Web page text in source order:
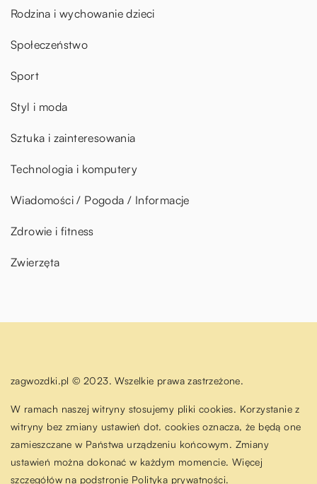
Rodzina i wychowanie dzieci
Społeczeństwo
Sport
Styl i moda
Sztuka i zainteresowania
Technologia i komputery
Wiadomości / Pogoda / Informacje
Zdrowie i fitness
Zwierzęta
zagwozdki.pl © 2023. Wszelkie prawa zastrzeżone.
W ramach naszej witryny stosujemy pliki cookies. Korzystanie z
witryny bez zmiany ustawień dot. cookies oznacza, że będą one
zamieszczane w Państwa urządzeniu końcowym. Zmiany
ustawień można dokonać w każdym momencie. Więcej
szczegółów na podstronie Polityka prywatności.